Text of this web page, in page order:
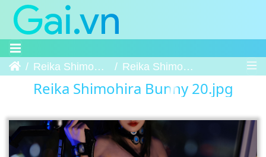
Trang chủReika Shimohira Bunny Reika Shimohira Bunny 20
Reika Shimohira Bunny 20.jpg